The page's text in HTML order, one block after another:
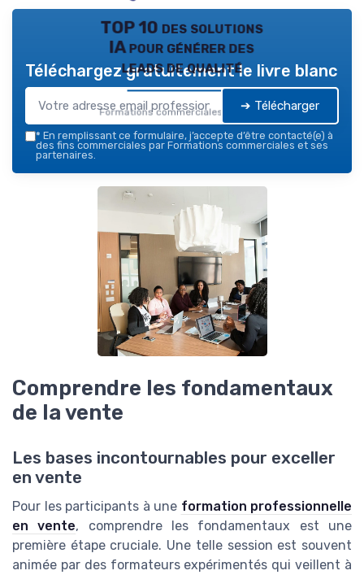
TOP 10 des solutions
IA pour générer des
leads de qualité
Formations commerciales — 2026
Téléchargez gratuitement le livre blanc
➔ Télécharger
* En remplissant ce formulaire, j’accepte d’être contacté(e) à
des fins commerciales par Formations commerciales et ses
partenaires.
Comprendre les fondamentaux
de la vente
Les bases incontournables pour exceller
en vente
Pour les participants à une formation professionnelle
en vente, comprendre les fondamentaux est une
première étape cruciale. Une telle session est souvent
animée par des formateurs expérimentés qui veillent à